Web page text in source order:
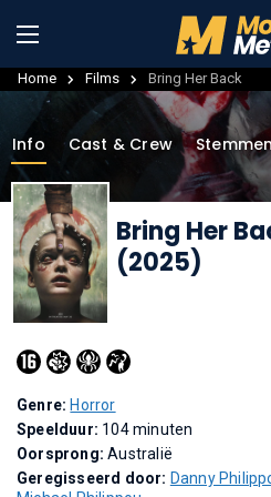
Home Films Bring Her Back
Info Cast & Crew Stemmen
Bring Her
(2025)
Genre: Horror
Speelduur: 104 minuten
Oorsprong:Australië
Geregisseerd door: Danny